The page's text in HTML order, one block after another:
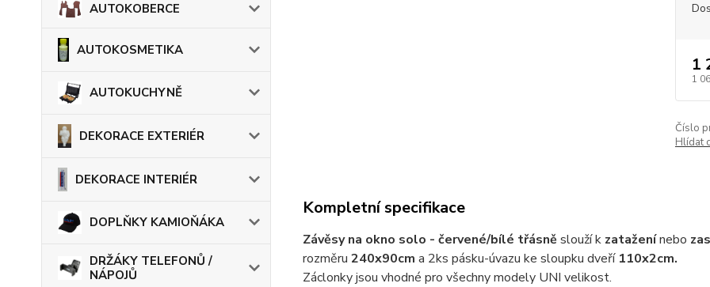
AUTOKOBERCE
AUTOKOSMETIKA
AUTOKUCHYNĚ
DEKORACE EXTERIÉR
DEKORACE INTERIÉR
DOPLŇKY KAMIOŇÁKA
DRŽÁKY TELEFONŮ /
NÁPOJŮ
1
1
Číslo
Hlídat
Kompletní specifikace
Závěsy na okno solo - červené/bílé třásně slouží k zataženínebo
rozměru 240x90cm a 2ks pásku-úvazu ke sloupku dveří 110x2cm.
Záclonky jsou vhodné pro všechny modely UNI velikost.